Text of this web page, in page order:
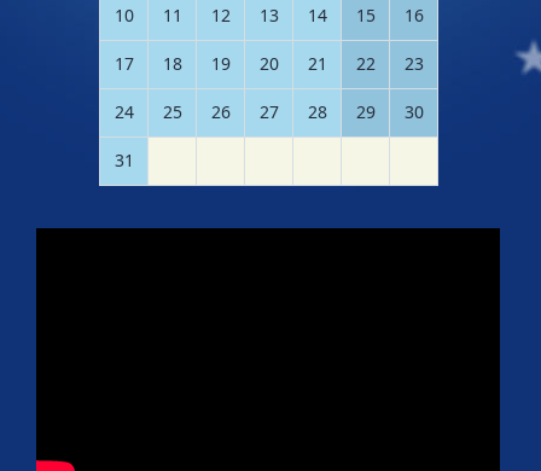
10 11 12 13 14 15 16
17 18 19 20 21 22 23
24 25 26 27 28 29 30
31